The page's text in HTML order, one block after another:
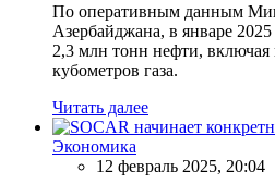
По оперативным данным
Азербайджана, в январе
2,3 млн тонн нефти, включая
кубометров газа.
Читать далее
Экономика
12 февраль 2025, 20:04